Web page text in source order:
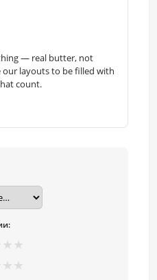
— real butter, not
our layouts to be filled with
count.
★ ★
★ ★